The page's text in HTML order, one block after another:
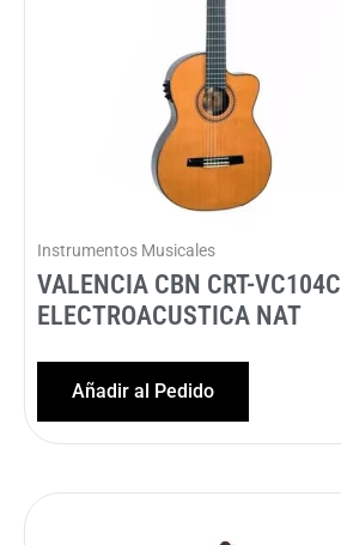
Instrumentos Musicales
VALENCIA CBN CRT-
ELECTROACUSTICA NAT
Añadir al Pedido